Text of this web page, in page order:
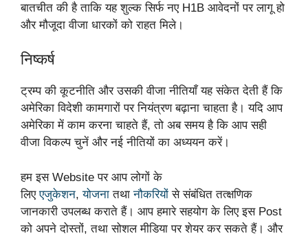
बातचीत की है ताकि यह शुल्क सिर्फ नए H1B आवेदनों पर लागू हो
और मौजूदा वीजा धारकों को राहत मिले।
निष्कर्ष
ट्रम्प की कूटनीति और उसकी वीजा नीतियाँ यह संकेत देती हैं कि
अमेरिका विदेशी कामगारों पर नियंत्रण बढ़ाना चाहता है। यदि आप
अमेरिका में काम करना चाहते हैं, तो अब समय है कि आप सही
वीजा विकल्प चुनें और नई नीतियों का अध्ययन करें।
हम इस Website पर आप लोगों के
लिएएजुकेशन,योजनातथानौकरियोंसे संबंधित तत्क्षणिक
जानकारी उपलब्ध कराते हैं। आप हमारे सहयोग के लिए इस Post
को अपने दोस्तों, तथा सोशल मीडिया पर शेयर कर सकते हैं। और